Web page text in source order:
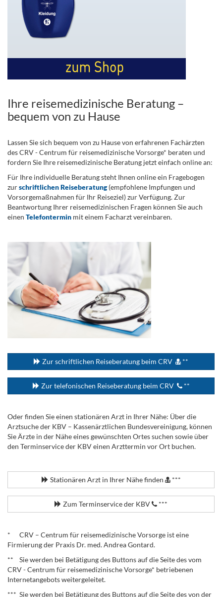
Ihre reisemedizinische Beratung –
bequem von zu Hause
Lassen Sie sich bequem von zu Hause von erfahrenen Fachärzten
des CRV - Centrum für reisemedizinische Vorsorge* beraten und
fordern Sie Ihre reisemedizinische Beratung jetzt einfach online an:
Für Ihre individuelle Beratung steht Ihnen online ein Fragebogen
zurschriftlichen Reiseberatung(empfohlene Impfungen und
Vorsorgemaßnahmen für Ihr Reiseziel) zur Verfügung. Zur
Beantwortung Ihrer reisemedizinischen Fragen können Sie auch
einen Telefontermin mit einem Facharzt vereinbaren.
Zur schriftlichen Reiseberatung beim CRV **
Zur telefonischen Reiseberatung beim CRV **
Oder finden Sie einen stationären Arzt in Ihrer Nähe: Über die
Arztsuche der KBV – Kassenärztlichen Bundesvereinigung, können
Sie Ärzte in der Nähe eines gewünschten Ortes suchen sowie über
den Terminservice der KBV einen Arzttermin vor Ort buchen.
Stationären Arzt in Ihrer Nähe finden ***
Zum Terminservice der KBV ***
* CRV – Centrum für reisemedizinische Vorsorge ist eine
Firmierung der Praxis Dr. med. Andrea Gontard.
** Sie werden bei Betätigung des Buttons auf die Seite des vom
CRV - Centrum für reisemedizinische Vorsorge* betriebenen
Internetangebots weitergeleitet.
*** Sie werden bei Betätigung des Buttons auf die Seite des von der